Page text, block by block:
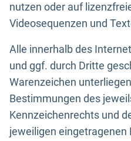
nutzen oder auf
Videosequenzen und
Alle innerhalb des
und ggf. durch Dritte
Warenzeichen
Bestimmungen des
Kennzeichenrechts und
jeweiligen eingetragenen